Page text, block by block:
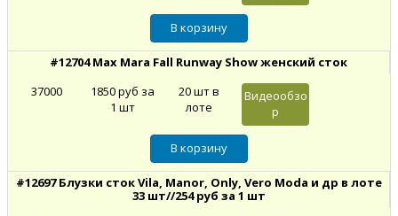
#12704 Max Mara Fall Runway Show женский сток
37000
1850 руб за
1 шт
20 шт в
лоте
Видеообзо
р
#12697 Блузки сток Vila, Manor, Only, Vero Moda и др в лоте
33 шт//254 руб за 1 шт